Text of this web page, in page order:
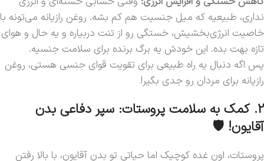
نداری، طبیعیه که میل جنسیت هم کم بشه. روغن رازیانه می‌تونه با
خاصیت انرژی‌بخشیش، خستگی رو از تنت دربیاره و یه حال و هوای
تازه بهت بده. این خودش یه برگ برنده برای سلامت جنسیه.
پس اگه دنبال یه راه طبیعی برای تقویت قوای جنسی هستی، روغن
رازیانه برای مردان رو جدی بگیر!
2. کمک به سلامت پروستات: سپر دفاعی بدن
آقایون! 🛡️
پروستات، اون غده کوچیک اما حیاتی تو بدن آقایون، با بالا رفتن